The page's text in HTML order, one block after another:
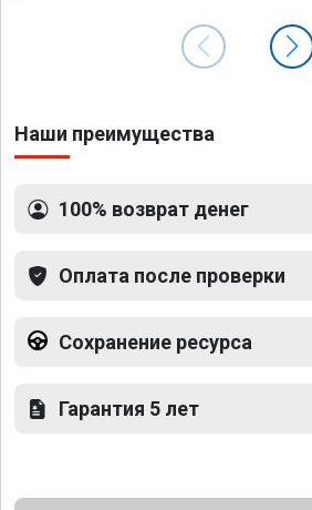
Наши преимущества
100% возврат денег
Оплата после проверки
Сохранение ресурса
Гарантия 5 лет